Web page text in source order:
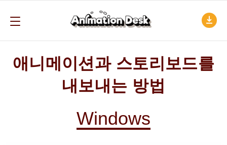
애니메이션과 스토리보드를
내보내는 방법
Windows